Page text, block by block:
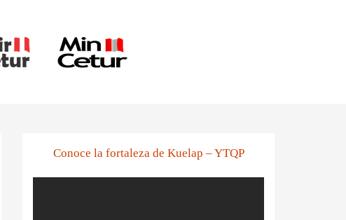
Conoce la fortaleza de Kuelap – YTQP